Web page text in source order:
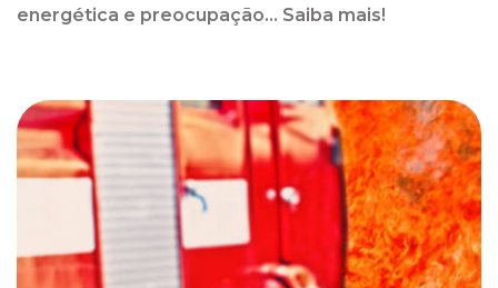
energética e preocupação... Saiba mais!